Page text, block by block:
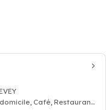
Café, Restaurant